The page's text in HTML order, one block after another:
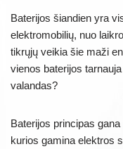
Baterijos šiandien yra
elektromobilių, nuo
tikrųjų veikia šie maži
vienos baterijos
valandas?
Baterijos principas
kurios gamina elektros